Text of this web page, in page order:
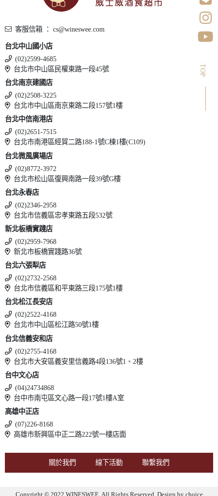
TOP
客服信箱 ： cs@wineswee.com
台北中山國小店
(02)2599-4685
台北市中山區民權東路一段45號
台北南京建國店
(02)2508-3225
台北市中山區南京東路二段157號1樓
台北中信南港店
(02)2651-7515
台北市南港區經貿二路188-1號C棟1樓(C109)
台北微風廣場店
(02)8772-3972
台北市松山區復興南路一段39號G樓
台北永春店
(02)2346-2958
台北市信義區忠孝東路五段532號
新北板橋實踐店
(02)2959-7968
新北市板橋實踐路36號
台北六張犁店
(02)2732-2568
台北市信義區和平東路三段175號1樓
台北松江長安店
(02)2522-4168
台北市中山區松江路50號1樓
台北信義安和店
(02)2755-4168
台北市大安區義安里信義路4段136號1、2樓
台中文心店
(04)24734868
台中市南屯區文心路一段17號1樓A室
高雄中正店
(07)226-8168
高雄市新興區中正二路222號一樓店面
關於我們 線下活動 聯繫我們
Copyright © 2022 WINESWEE. All Rights Reserved. Design bychoice